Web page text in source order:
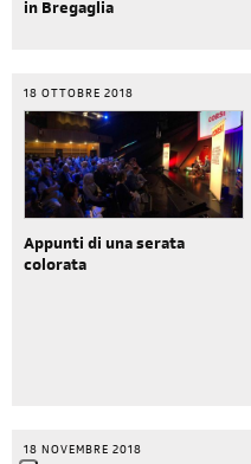
in Bregaglia
18 OTTOBRE 2018
Appunti di una serata
colorata
18 NOVEMBRE 2018